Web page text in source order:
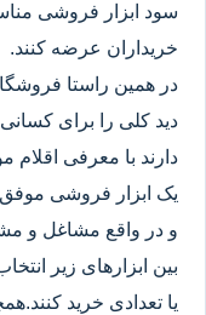
سود ابزار فروشی
خریداران عرضه کنند.
در همین راستا
دید کلی را برای
دارند با معرفی اقلام
یک ابزار فروشی موفق
و در واقع مشاغل و
بین ابزارهای زیر
یا تعدادی خرید